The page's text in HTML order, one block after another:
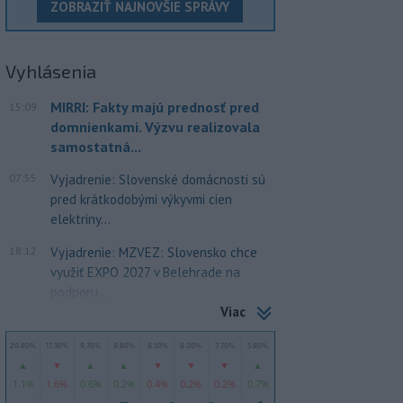
ZOBRAZIŤ NAJNOVŠIE SPRÁVY
Vyhlásenia
15:09
MIRRI: Fakty majú prednosť pred
domnienkami. Výzvu realizovala
samostatná...
07:55
Vyjadrenie: Slovenské domácnosti sú
pred krátkodobými výkyvmi cien
elektriny...
18:12
Vyjadrenie: MZVEZ: Slovensko chce
využiť EXPO 2027 v Belehrade na
podporu...
Viac